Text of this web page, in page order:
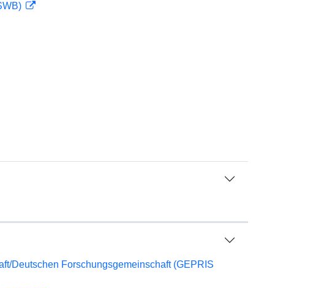
Deutschen Forschungsgemeinschaft (GEPRIS